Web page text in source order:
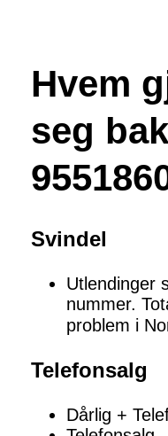
Hvem
seg
Svindel
Utlendinger
nummer.
problem i
Telefonsalg
Dårlig +